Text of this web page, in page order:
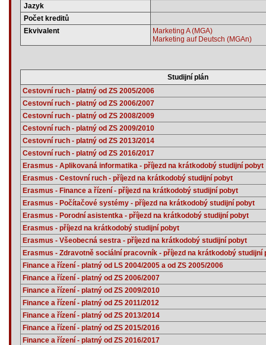
Jazyk
Počet kreditů
Ekvivalent
Marketing A (MGA)
Marketing auf Deutsch (MGAn)
Studijní plán
Cestovní ruch - platný od ZS 2005/2006
Cestovní ruch - platný od ZS 2006/2007
Cestovní ruch - platný od ZS 2008/2009
Cestovní ruch - platný od ZS 2009/2010
Cestovní ruch - platný od ZS 2013/2014
Cestovní ruch - platný od ZS 2016/2017
Erasmus - Aplikovaná informatika - příjezd na krátkodobý studijní pobyt
Erasmus - Cestovní ruch - příjezd na krátkodobý studijní pobyt
Erasmus - Finance a řízení - příjezd na krátkodobý studijní pobyt
Erasmus - Počítačové systémy - příjezd na krátkodobý studijní pobyt
Erasmus - Porodní asistentka - příjezd na krátkodobý studijní pobyt
Erasmus - příjezd na krátkodobý studijní pobyt
Erasmus - Všeobecná sestra - příjezd na krátkodobý studijní pobyt
Erasmus - Zdravotně sociální pracovník - příjezd na krátkodobý studijní
Finance a řízení - platný od LS 2004/2005 a od ZS 2005/2006
Finance a řízení - platný od ZS 2006/2007
Finance a řízení - platný od ZS 2009/2010
Finance a řízení - platný od ZS 2011/2012
Finance a řízení - platný od ZS 2013/2014
Finance a řízení - platný od ZS 2015/2016
Finance a řízení - platný od ZS 2016/2017